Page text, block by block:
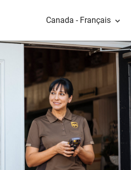
Canada - Français